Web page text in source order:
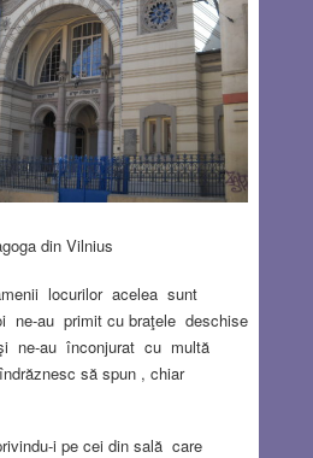
din Vilnius
locurilor acelea sunt
ne-au primit cu braţele deschise
ne-au înconjurat cu multă
să spun , chiar
i pe cei din sală care